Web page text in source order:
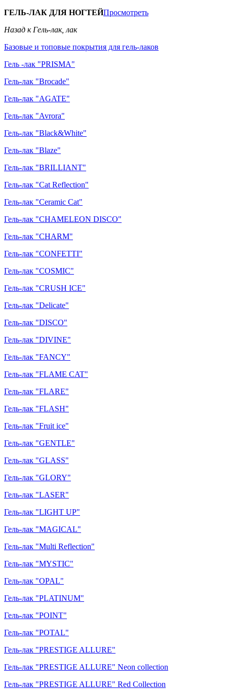
ГЕЛЬ-ЛАК ДЛЯ НОГТЕЙПросмотреть
Назад к Гель-лак, лак
Базовые и топовые покрытия для гель-лаков
Гель -лак "PRISMA"
Гель-лак "Brocade"
Гель-лак "AGATE"
Гель-лак "Avrora"
Гель-лак "Black&White"
Гель-лак "Blaze"
Гель-лак "BRILLIANT"
Гель-лак "Cat Reflection"
Гель-лак "Ceramic Cat"
Гель-лак "CHAMELEON DISCO"
Гель-лак "CHARM"
Гель-лак "CONFETTI"
Гель-лак "COSMIC"
Гель-лак "CRUSH ICE"
Гель-лак "Delicate"
Гель-лак "DISCO"
Гель-лак "DIVINE"
Гель-лак "FANCY"
Гель-лак "FLAME CAT"
Гель-лак "FLARE"
Гель-лак "FLASH"
Гель-лак "Fruit ice"
Гель-лак "GENTLE"
Гель-лак "GLASS"
Гель-лак "GLORY"
Гель-лак "LASER"
Гель-лак "LIGHT UP"
Гель-лак "MAGICAL"
Гель-лак "Multi Reflection"
Гель-лак "MYSTIC"
Гель-лак "OPAL"
Гель-лак "PLATINUM"
Гель-лак "POINT"
Гель-лак "POTAL"
Гель-лак "PRESTIGE ALLURE"
Гель-лак "PRESTIGE ALLURE" Neon collection
Гель-лак "PRESTIGE ALLURE" Red Collection